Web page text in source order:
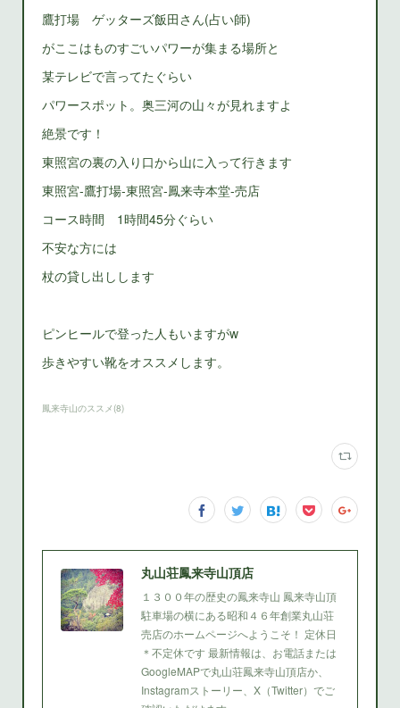
鷹打場 ゲッターズ飯田さん(占い師)
がここはものすごいパワーが集まる場所と
某テレビで言ってたぐらい
パワースポット。奥三河の山々が見れますよ
絶景です！
東照宮の裏の入り口から山に入って行きます
東照宮-鷹打場-東照宮-鳳来寺本堂-売店
コース時間 1時間45分ぐらい
不安な方には
杖の貸し出しします
ピンヒールで登った人もいますがw
歩きやすい靴をオススメします。
鳳来寺山のススメ (8)
丸山荘鳳来寺山頂店
１３００年の歴史の鳳来寺山 鳳来寺山頂
駐車場の横にある昭和４６年創業丸山荘
売店のホームページへようこそ！ 定休日
＊不定休です 最新情報は、お電話または
GoogleMAPで丸山荘鳳来寺山頂店か、
Instagramストーリー、X（Twitter）でご